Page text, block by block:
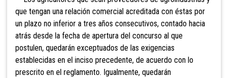
que tengan una relación comercial acreditada con éstas por
un plazo no inferior a tres años consecutivos, contado hacia
atrás desde la fecha de apertura del concurso al que
postulen, quedarán exceptuados de las exigencias
establecidas en el inciso precedente, de acuerdo con lo
prescrito en el reglamento. Igualmente, quedarán